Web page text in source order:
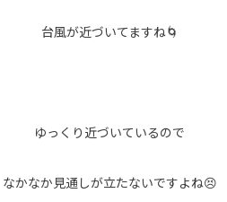
台風が近づいてますね🌀
ゆっくり近づいているので
なかなか見通しが立たないですよね😣